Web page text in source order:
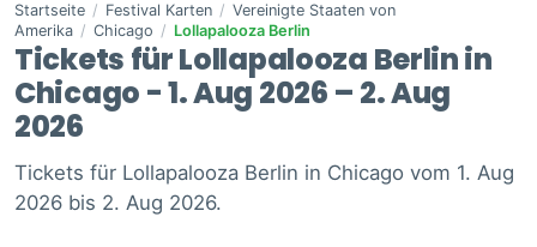
Startseite / Festival Karten / Vereinigte Staaten von
Amerika / Chicago / Lollapalooza Berlin
Tickets für Lollapalooza Berlin in
Chicago - 1. Aug 2026 – 2. Aug
2026
Tickets für Lollapalooza Berlin in Chicago vom 1. Aug
2026 bis 2. Aug 2026.